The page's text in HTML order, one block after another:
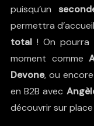
puisqu’un
permettra
total! On pourra
moment comme
Devone, ou
en B2B avec
découvrir sur place